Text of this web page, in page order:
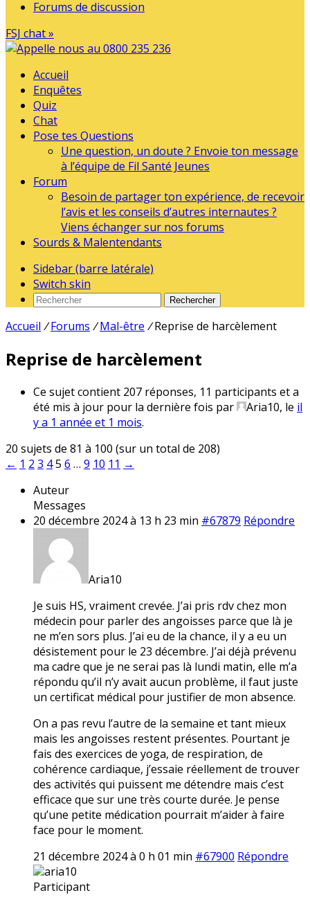
Forums de discussion
FSJ chat »
Accueil
Enquêtes
Quiz
Chat
Pose tes Questions
Une question, un doute ? Envoie ton message
à l’équipe de Fil Santé Jeunes
Forum
Besoin de partager ton expérience, de recevoir
l’avis et les conseils d’autres internautes ?
Viens échanger sur nos forums
Sourds & Malentendants
Sidebar (barre latérale)
Switch skin
Rechercher
Accueil / Forums / Mal-être / Reprise de harcèlement
Reprise de harcèlement
Ce sujet contient 207 réponses, 11 participants et a
été mis à jour pour la dernière fois par
Aria10, le il
y a 1 année et 1 mois.
20 sujets de 81 à 100 (sur un total de 208)
← 1 2 3 45 6 … 9 10 11 →
Auteur
Messages
20 décembre 2024 à 13 h 23 min #67879 Répondre
Aria10
Je suis HS, vraiment crevée. J’ai pris rdv chez mon
médecin pour parler des angoisses parce que là je
ne m’en sors plus. J’ai eu de la chance, il y a eu un
désistement pour le 23 décembre. J’ai déjà prévenu
ma cadre que je ne serai pas là lundi matin, elle m’a
répondu qu’il n’y avait aucun problème, il faut juste
un certificat médical pour justifier de mon absence.
On a pas revu l’autre de la semaine et tant mieux
mais les angoisses restent présentes. Pourtant je
fais des exercices de yoga, de respiration, de
cohérence cardiaque, j’essaie réellement de trouver
des activités qui puissent me détendre mais c’est
efficace que sur une très courte durée. Je pense
qu’une petite médication pourrait m’aider à faire
face pour le moment.
21 décembre 2024 à 0 h 01 min #67900 Répondre
aria10
Participant